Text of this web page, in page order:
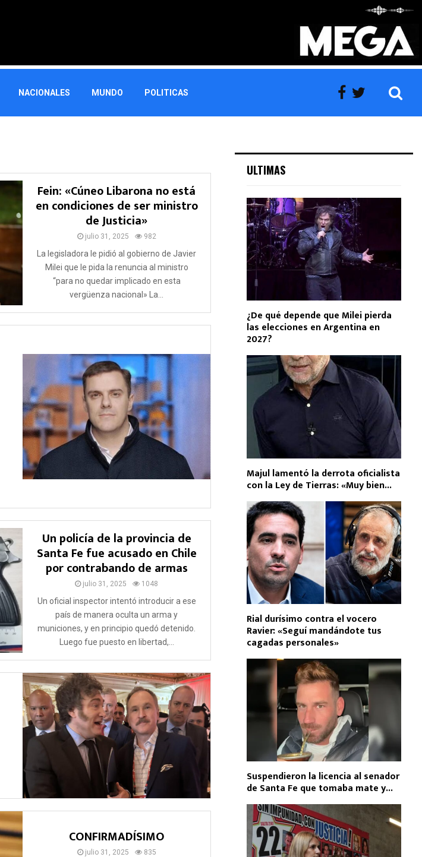
NACIONALES MUNDO POLITICAS
Fein: «Cúneo Libarona no está
en condiciones de ser ministro
de Justicia»
julio 31, 2025 982
La legisladora le pidió al gobierno de Javier
Milei que le pida la renuncia al ministro
“para no quedar implicado en esta
vergüenza nacional» La...
Un policía de la provincia de
Santa Fe fue acusado en Chile
por contrabando de armas
julio 31, 2025 1048
Un oficial inspector intentó introducir a ese
país de manera oculta un arma y
municiones, y en principio quedó detenido.
Luego fue puesto en libertad,...
CONFIRMADÍSIMO
julio 31, 2025 835
ULTIMAS
¿De qué depende que Milei pierda
las elecciones en Argentina en
2027?
Majul lamentó la derrota oficialista
con la Ley de Tierras: «Muy bien...
Rial durísimo contra el vocero
Ravier: «Seguí mandándote tus
cagadas personales»
Suspendieron la licencia al senador
de Santa Fe que tomaba mate y...